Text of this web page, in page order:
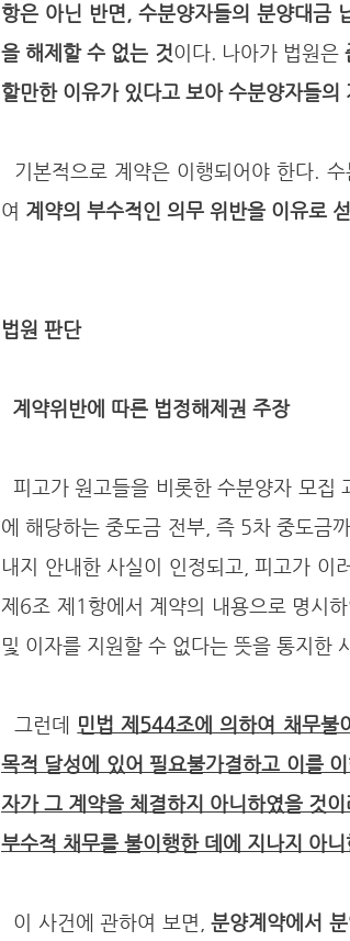
항은 아닌 반면, 수분양자들의 분양대금
을 해제할 수 없는 것이다. 나아가 법원은
할만한 이유가 있다고 보아 수분양자들
여 계약의 부수적인 의무 위반을 이유로
법원 판단
계약위반에 따른 법정해제권 주장
에 해당하는 중도금 전부, 즉 5차 중도금
내지 안내한 사실이 인정되고, 피고가 이
제6조 제1항에서 계약의 내용으로 명시
및 이자를 지원할 수 없다는 뜻을 통지한
  그런데
민법 제544조에 의하여 채무불
목적 달성에 있어 필요불가결하고 이를
자가 그 계약을 체결하지 아니하였을 것
부수적 채무를 불이행한 데에 지나지 아
  이 사건에 관하여 보면,
분양계약에서